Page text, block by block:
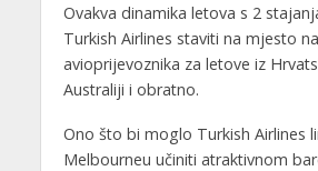
Ovakva dinamika letova s 2
Turkish Airlines staviti na mjesto
avioprijevoznika za letove iz
Australiji i obratno.
Ono što bi moglo Turkish Airlines
Melbourneu učiniti atraktivnom